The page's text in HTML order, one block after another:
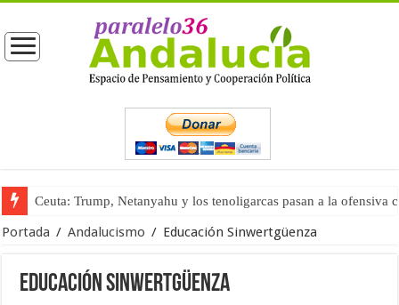
Ceuta: Trump, Netanyahu y los tenoligarcas pasan a la ofensiva
La masificación turística (tercera parte)
Portada / Andalucismo / Educación Sinwertgüenza
Educación Sinwertgüenza